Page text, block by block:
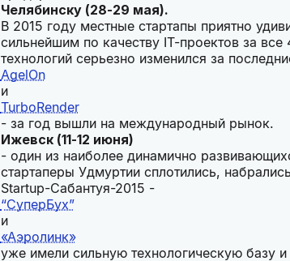
Челябинску (28-29 мая).
В 2015 году местные стартапы приятно
сильнейшим по качеству IT-проектов за
технологий серьезно изменился за
AgelOn
и
TurboRender
- за год вышли на международный рынок.
Ижевск (11-12 июня)
- один из наиболее динамично
стартаперы Удмуртии сплотились,
Startup-Сабантуя-2015 -
“СуперБух”
и
«Аэролинк»
уже имели сильную технологическую базу